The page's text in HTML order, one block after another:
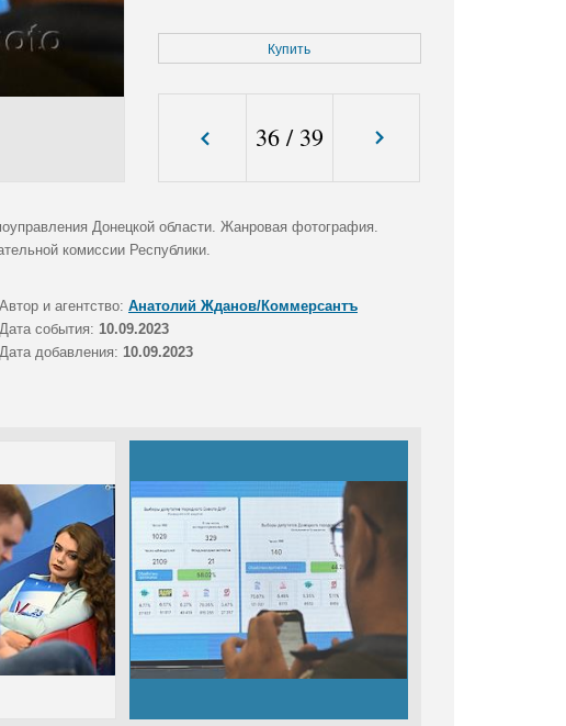
Купить
36/ 39
Донецкой области. Жанровая фотография.
комиссии Республики.
Автор и агентство: Анатолий Жданов/Коммерсантъ
Дата события: 10.09.2023
Дата добавления: 10.09.2023